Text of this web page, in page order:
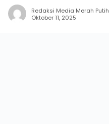
Redaksi Media Merah Putih
Oktober 11, 2025